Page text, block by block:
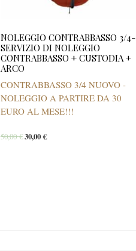
NOLEGGIO CONTRABBASSO 3/4-
SERVIZIO DI NOLEGGIO
CONTRABBASSO + CUSTODIA +
ARCO
CONTRABBASSO 3/4 NUOVO -
NOLEGGIO A PARTIRE DA 30
EURO AL MESE!!!
50,00€30,00€